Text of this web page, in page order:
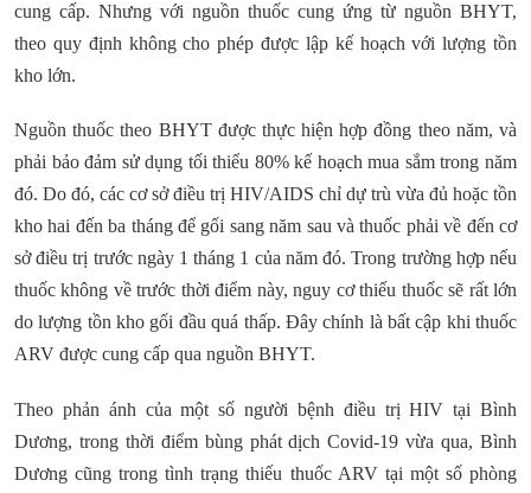
cung cấp. Nhưng với nguồn thuốc cung ứng từ nguồn BHYT,
theo quy định không cho phép được lập kế hoạch với lượng tồn
kho lớn.
Nguồn thuốc theo BHYT được thực hiện hợp đồng theo năm, và
phải bảo đảm sử dụng tối thiểu 80% kế hoạch mua sắm trong năm
đó. Do đó, các cơ sở điều trị HIV/AIDS chỉ dự trù vừa đủ hoặc tồn
kho hai đến ba tháng để gối sang năm sau và thuốc phải về đến cơ
sở điều trị trước ngày 1 tháng 1 của năm đó. Trong trường hợp nếu
thuốc không về trước thời điểm này, nguy cơ thiếu thuốc sẽ rất lớn
do lượng tồn kho gối đầu quá thấp. Đây chính là bất cập khi thuốc
ARV được cung cấp qua nguồn BHYT.
Theo phản ánh của một số người bệnh điều trị HIV tại Bình
Dương, trong thời điểm bùng phát dịch Covid-19 vừa qua, Bình
Dương cũng trong tình trạng thiếu thuốc ARV tại một số phòng